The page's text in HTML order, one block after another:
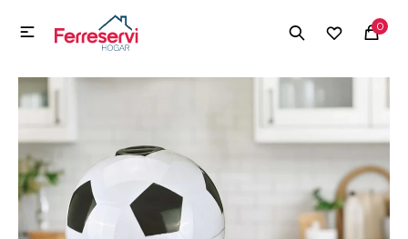
0

MI CUENTA
Menú Herramientas y Construcción Electrodomésticos
Herramientas y Construcción
Electrodomésticos